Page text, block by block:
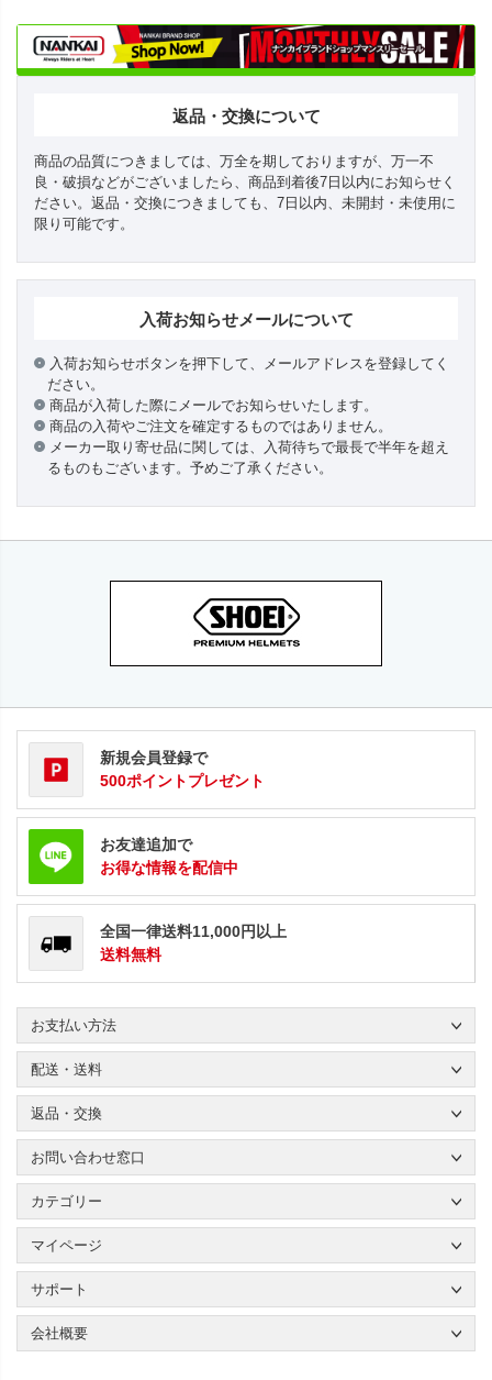
返品・交換について
商品の品質につきましては、万全を期しておりますが、万一不
良・破損などがございましたら、商品到着後7日以内にお知らせく
ださい。返品・交換につきましても、7日以内、未開封・未使用に
限り可能です。
入荷お知らせメールについて
入荷お知らせボタンを押下して、メールアドレスを登録してく
ださい。
商品が入荷した際にメールでお知らせいたします。
商品の入荷やご注文を確定するものではありません。
メーカー取り寄せ品に関しては、入荷待ちで最長で半年を超え
るものもございます。予めご了承ください。
新規会員登録で
500ポイントプレゼント
お友達追加で
お得な情報を配信中
全国一律送料11,000円以上
送料無料
お支払い方法
配送・送料
返品・交換
お問い合わせ窓口
カテゴリー
マイページ
サポート
会社概要